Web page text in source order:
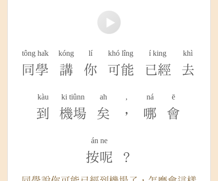
tông ha̍k
同學
kóng
講
lí
你
khó lîng
可能
í king
已經
khì
去
kàu
到
ki tiûnn
機場
ah
矣
,
，
ná
哪
ē
會
án ne
按呢 ?